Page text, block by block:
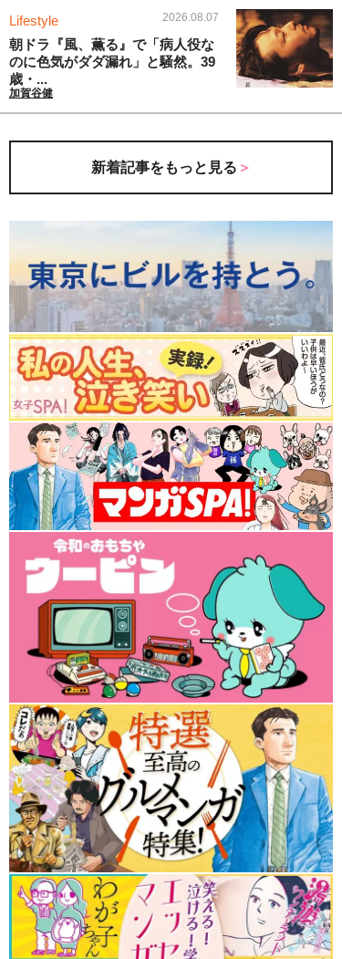
Lifestyle 2026.08.07
朝ドラ『風、薫る』で「病人役な
のに色気がダダ漏れ」と騒然。39
歳・...
加賀谷健
新着記事をもっと見る